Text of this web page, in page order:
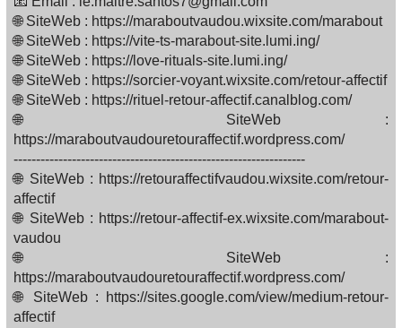
🌐 SiteWeb : https://maraboutvaudou.wixsite.com/marabout
🌐 SiteWeb : https://vite-ts-marabout-site.lumi.ing/
🌐 SiteWeb : https://love-rituals-site.lumi.ing/
🌐 SiteWeb : https://sorcier-voyant.wixsite.com/retour-affectif
🌐 SiteWeb : https://rituel-retour-affectif.canalblog.com/
🌐 SiteWeb :
https://maraboutvaudouretouraffectif.wordpress.com/
-----------------------------------------------------------------
🌐 SiteWeb : https://retouraffectifvaudou.wixsite.com/retour-
affectif
🌐 SiteWeb : https://retour-affectif-ex.wixsite.com/marabout-
vaudou
🌐 SiteWeb :
https://maraboutvaudouretouraffectif.wordpress.com/
🌐 SiteWeb : https://sites.google.com/view/medium-retour-
affectif